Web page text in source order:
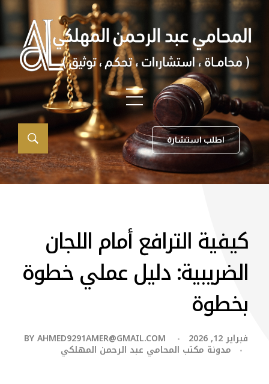
اطلب استشارة
كيفية الترافع أمام اللجان
الضريبية: دليل عملي خطوة
بخطوة
فبراير 12, 2026 BYAHMED9291AMER@GMAIL.COM
مدونة مكتب المحامي عبد الرحمن المهلكي